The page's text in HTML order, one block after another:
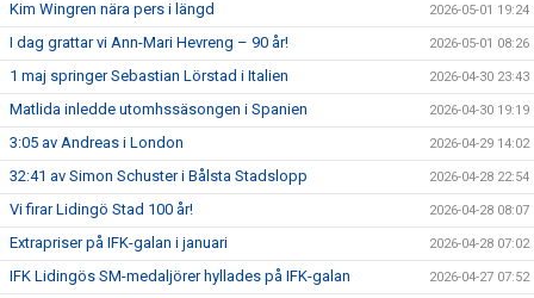
Kim Wingren nära pers i längd 2026-05-01 19:24
I dag grattar vi Ann-Mari Hevreng – 90 år! 2026-05-01 08:26
1 maj springer Sebastian Lörstad i Italien 2026-04-30 23:43
Matlida inledde utomhssäsongen i Spanien 2026-04-30 19:19
3:05 av Andreas i London 2026-04-29 14:02
32:41 av Simon Schuster i Bålsta Stadslopp 2026-04-28 22:54
Vi firar Lidingö Stad 100 år! 2026-04-28 08:07
Extrapriser på IFK-galan i januari 2026-04-28 07:02
IFK Lidingös SM-medaljörer hyllades på IFK-galan 2026-04-27 07:52